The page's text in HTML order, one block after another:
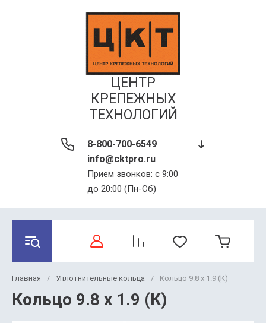
ЦЕНТР
КРЕПЕЖНЫХ
ТЕХНОЛОГИЙ
8-800-700-6549
info@cktpro.ru
Прием звонков: с 9:00
до 20:00 (Пн-Сб)
Главная / Уплотнительные кольца / Кольцо 9.8 х 1.9 (К)
Кольцо 9.8 х 1.9 (К)